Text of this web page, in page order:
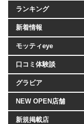
ランキング
新着情報
モッティeye
口コミ体験談
グラビア
NEW OPEN店舗
新規掲載店